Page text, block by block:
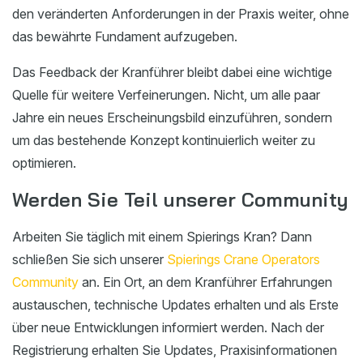
den veränderten Anforderungen in der Praxis weiter, ohne
das bewährte Fundament aufzugeben.
Das Feedback der Kranführer bleibt dabei eine wichtige
Quelle für weitere Verfeinerungen. Nicht, um alle paar
Jahre ein neues Erscheinungsbild einzuführen, sondern
um das bestehende Konzept kontinuierlich weiter zu
optimieren.
Werden Sie Teil unserer Community
Arbeiten Sie täglich mit einem Spierings Kran? Dann
schließen Sie sich unserer Spierings Crane Operators
Community an. Ein Ort, an dem Kranführer Erfahrungen
austauschen, technische Updates erhalten und als Erste
über neue Entwicklungen informiert werden. Nach der
Registrierung erhalten Sie Updates, Praxisinformationen